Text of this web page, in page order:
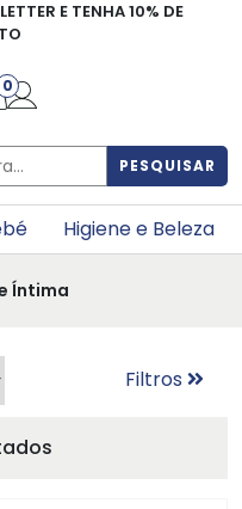
E TENHA 10% DE
PESQUISAR
0
Higiene e Beleza
Íntima
Filtros